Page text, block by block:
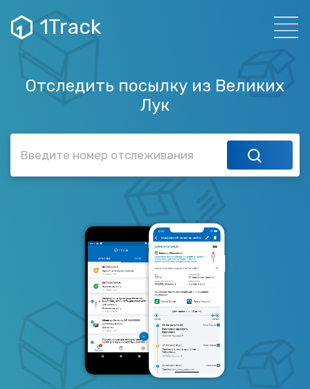
1Track
Отследить посылку из Великих
Лук